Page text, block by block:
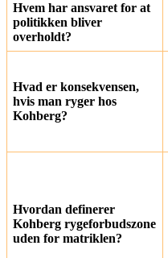
Hvem har ansvaret for at
politikken bliver
overholdt?
Hvad er konsekvensen,
hvis man ryger hos
Kohberg?
Hvordan definerer
Kohberg rygeforbudszone
uden for matriklen?